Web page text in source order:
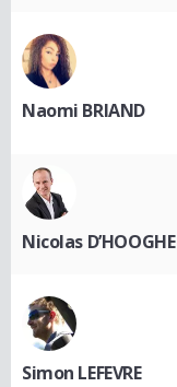
Naomi BRIAND
Nicolas D’HOOGHE
Simon LEFEVRE